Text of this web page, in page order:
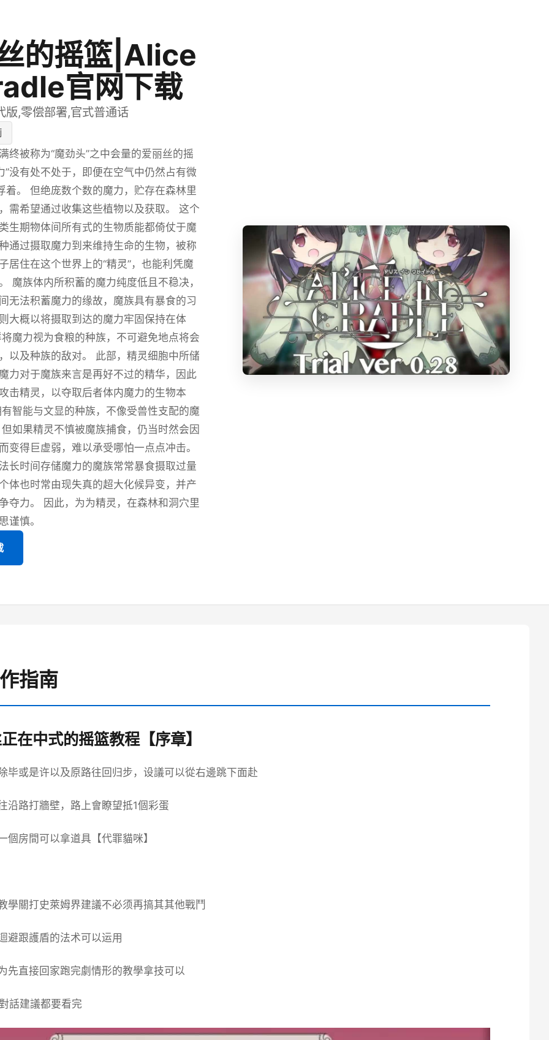
的摇篮|Alice
官网下载
版,零偿部署,官式普通话
终被称为“魔劲头”之中会量的爱丽丝的摇
”没有处不处于，即便在空气中仍然占有微
着。 但绝庞数个数的魔力，贮存在森林里
需希望通过收集这些植物以及获取。 这个
生期物体间所有式的生物质能都倚仗于魔
通过摄取魔力到来维持生命的生物，被称
居住在这个世界上的“精灵”，也能利凭魔
魔族体内所积蓄的魔力纯度低且不稳决，
无法积蓄魔力的缘故，魔族具有暴食的习
大概以将摄取到达的魔力牢固保持在体
魔力视为食粮的种族，不可避免地点将会
以及种族的敌对。 此部，精灵细胞中所储
力对于魔族来言是再好不过的精华，因此
击精灵，以夺取后者体内魔力的生物本
智能与文显的种族，不像受兽性支配的魔
如果精灵不慎被魔族捕食，仍当时然会因
变得巨虚弱，难以承受哪怕一点点冲击。
长时间存储魔力的魔族常常暴食摄取过量
体也时常由现失真的超大化候异变，并产
夺力。 因此，为为精灵，在森林和洞穴里
谨慎。
指南
在中式的摇篮教程【序章】
毕或是许以及原路往回归步，设議可以從右邊跳下面赴
沿路打牆壁，路上會瞭望抵1個彩蛋
個房間可以拿道具【代罪貓咪】
學關打史萊姆界建議不必须再搞其其他戰鬥
避跟護盾的法术可以运用
先直接回家跑完劇情形的教學拿技可以
話建議都要看完